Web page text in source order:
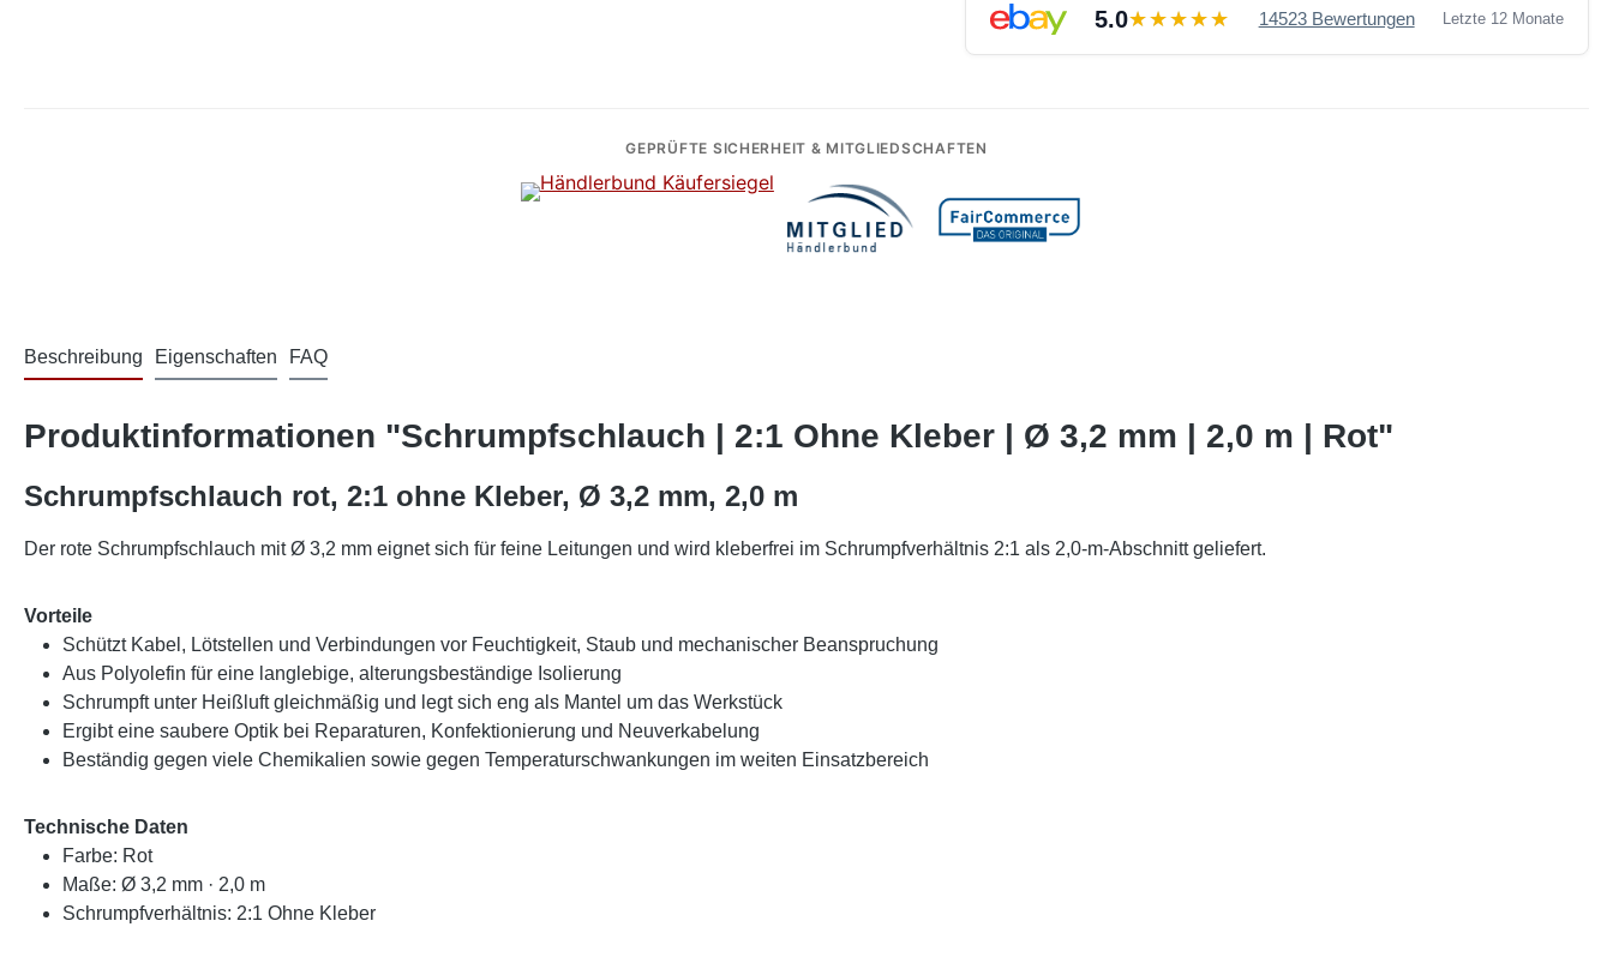
5.0 14523 Bewertungen Letzte 12 Monate
GEPRÜFTE SICHERHEIT & MITGLIEDSCHAFTEN
Beschreibung Eigenschaften FAQ
Produktinformationen "Schrumpfschlauch | 2:1 Ohne Kleber | Ø 3,2 mm | 2,0 m | Rot"
Schrumpfschlauch rot, 2:1 ohne Kleber, Ø 3,2 mm, 2,0 m
Der rote Schrumpfschlauch mit Ø 3,2 mm eignet sich für feine Leitungen und wird kleberfrei im Schrumpfverhältnis 2:1 als 2,0-m-Abschnitt geliefert.
Vorteile
Schützt Kabel, Lötstellen und Verbindungen vor Feuchtigkeit, Staub und mechanischer Beanspruchung
Aus Polyolefin für eine langlebige, alterungsbeständige Isolierung
Schrumpft unter Heißluft gleichmäßig und legt sich eng als Mantel um das Werkstück
Ergibt eine saubere Optik bei Reparaturen, Konfektionierung und Neuverkabelung
Beständig gegen viele Chemikalien sowie gegen Temperaturschwankungen im weiten Einsatzbereich
Technische Daten
Farbe: Rot
Maße: Ø 3,2 mm · 2,0 m
Schrumpfverhältnis: 2:1 Ohne Kleber